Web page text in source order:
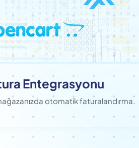
Entegrasyonu
otomatik faturalandırma.